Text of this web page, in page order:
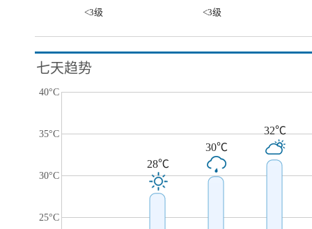
<3级
<3级
七天趋势
40°C
35°C
30°C
25°C
28℃
30℃
32℃